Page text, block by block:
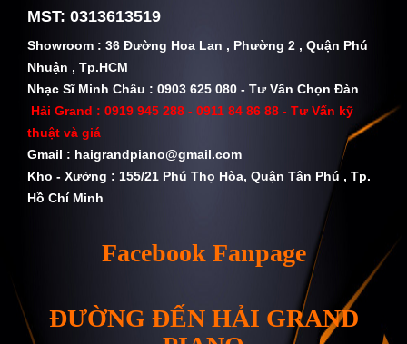
MST: 0313613519
Showroom : 36 Đường Hoa Lan , Phường 2 , Quận Phú
Nhuận , Tp.HCM
Nhạc Sĩ Minh Châu : 0903 625 080 - Tư Vấn Chọn Đàn
Hải Grand : 0919 945 288 - 0911 84 86 88 - Tư Vấn kỹ
thuật và giá
Gmail : haigrandpiano@gmail.com
Kho - Xưởng : 155/21 Phú Thọ Hòa, Quận Tân Phú , Tp.
Hồ Chí Minh
Facebook Fanpage
ĐƯỜNG ĐẾN HẢI GRAND